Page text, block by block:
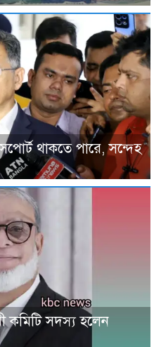
থাকতে পারে, সন্দেহ
কমিটি সদস্য হলেন